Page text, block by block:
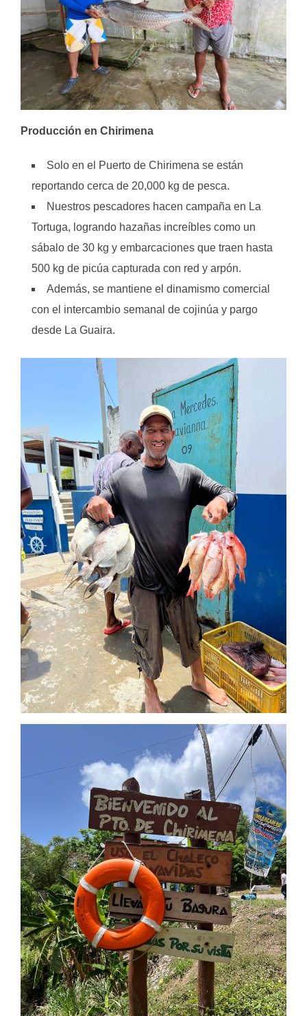
Producción en Chirimena
Solo en el Puerto de Chirimena se están
reportando cerca de 20,000 kg de pesca.
Nuestros pescadores hacen campaña en La
Tortuga, logrando hazañas increíbles como un
sábalo de 30 kg y embarcaciones que traen hasta
500 kg de picúa capturada con red y arpón.
Además, se mantiene el dinamismo comercial
con el intercambio semanal de cojinúa y pargo
desde La Guaira.